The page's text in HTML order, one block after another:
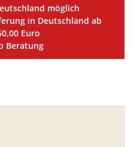
möglich
in Deutschland ab
Euro
Beratung